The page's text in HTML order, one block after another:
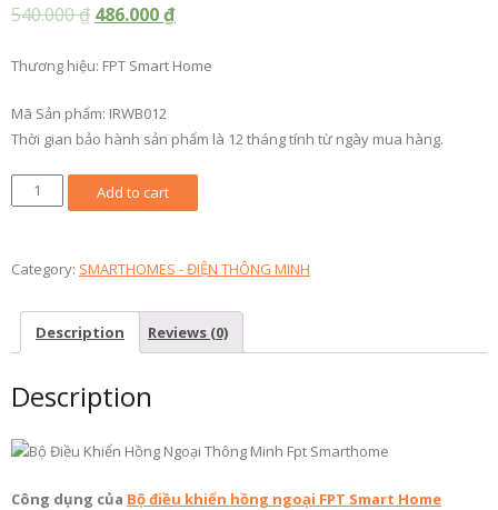
540.000₫ 486.000₫
Thương hiệu: FPT Smart Home
Mã Sản phẩm: IRWB012
Thời gian bảo hành sản phẩm là 12 tháng tính từ ngày mua hàng.
Điều
Hồng
Thông
Minh
HaizVlog
Add to cart
Category: SMARTHOMES - ĐIỆN THÔNG MINH
Description Reviews (0)
Description
Công dụng của Bộ điều khiển hồng ngoại FPT Smart Home